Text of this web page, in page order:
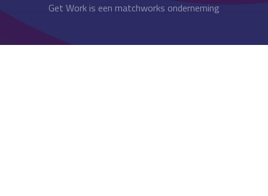
Get Work is een matchworks onderneming